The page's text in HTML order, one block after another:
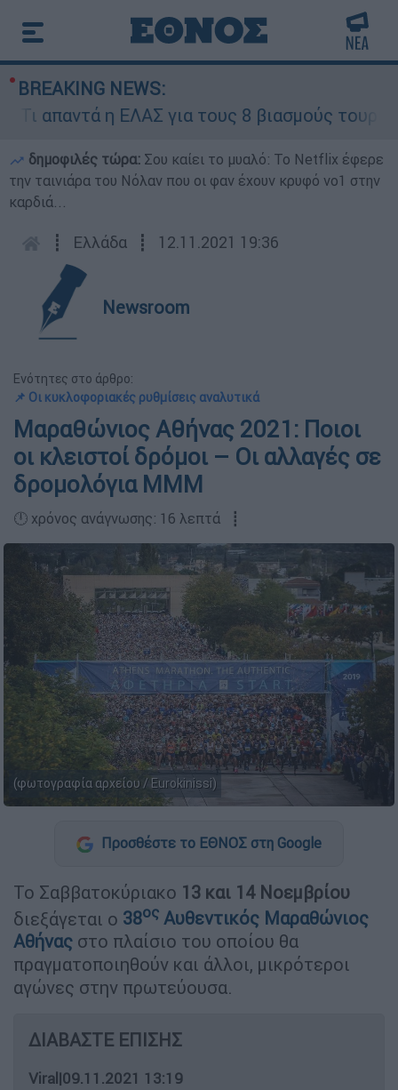
BREAKING NEWS:
ΕΛΑΣ για τους 8 βιασμούς τουριστριών -
δημοφιλές τώρα: Σου καίει το μυαλό: Το Netflix έφερε
την ταινιάρα του Νόλαν που οι φαν έχουν κρυφό νο1 στην
καρδιά...
┋ Ελλάδα ┋ 12.11.2021 19:36
Newsroom
Ενότητες στο άρθρο:
📌 Οι κυκλοφοριακές ρυθμίσεις αναλυτικά
Μαραθώνιος Αθήνας 2021: Ποιοι
οι κλειστοί δρόμοι – Οι αλλαγές σε
δρομολόγια ΜΜΜ
🕛 χρόνος ανάγνωσης: 16 λεπτά ┋
(φωτογραφία αρχείου / Eurokinissi)
Προσθέστε το ΕΘΝΟΣ στη Google
Το Σαββατοκύριακο 13 και 14 Νοεμβρίου
διεξάγεται ο 38ος Αυθεντικός Μαραθώνιος
Αθήνας στο πλαίσιο του οποίου θα
πραγματοποιηθούν και άλλοι, μικρότεροι
αγώνες στην πρωτεύουσα.
ΔΙΑΒΑΣΤΕ ΕΠΙΣΗΣ
Viral|09.11.2021 13:19